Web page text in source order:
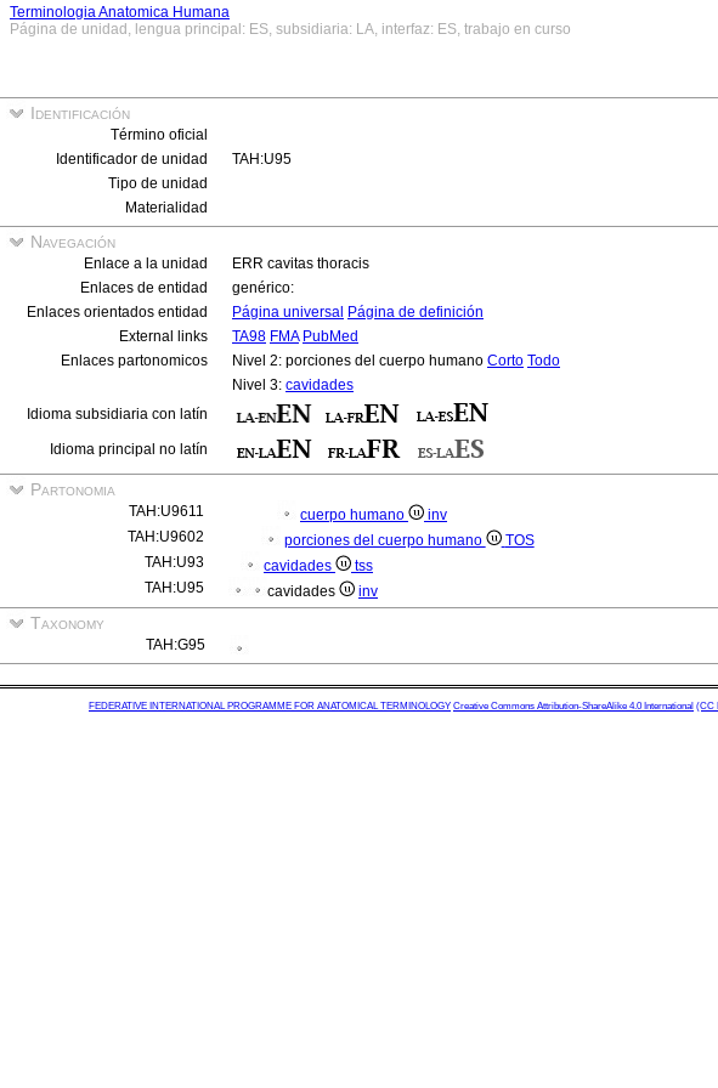
Terminologia Anatomica Humana
Página de unidad, lengua principal: ES, subsidiaria: LA, interfaz: ES, trabajo en curso
Identificación
Término oficial
Identificador de unidad
TAH:U95
Tipo de unidad
Materialidad
Navegación
Enlace a la unidad
ERR cavitas thoracis
Enlaces de entidad
genérico:
Enlaces orientados entidad
Página universal Página de definición
External links
TA98 FMA PubMed
Enlaces partonomicos
Nivel 2: porciones del cuerpo humano Corto Todo
Nivel 3: cavidades
Idioma subsidiaria con latín
Idioma principal no latín
Partonomia
TAH:U9611 cuerpo humano
inv
TAH:U9602
porciones del cuerpo humano
TOS
TAH:U93
cavidades
tss
TAH:U95
cavidades inv
Taxonomy
TAH:G95
FEDERATIVE INTERNATIONAL PROGRAMME FOR ANATOMICAL TERMINOLOGY Creative Commons Attribution-ShareAlike 4.0 International (CC